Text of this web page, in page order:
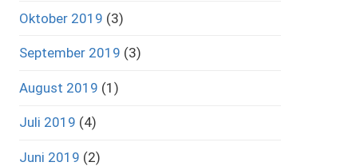
Oktober 2019 (3)
September 2019 (3)
August 2019 (1)
Juli 2019 (4)
Juni 2019 (2)